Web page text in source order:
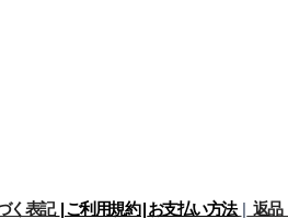
く表記 | ご利用規約 |お支払い方法 | 返品